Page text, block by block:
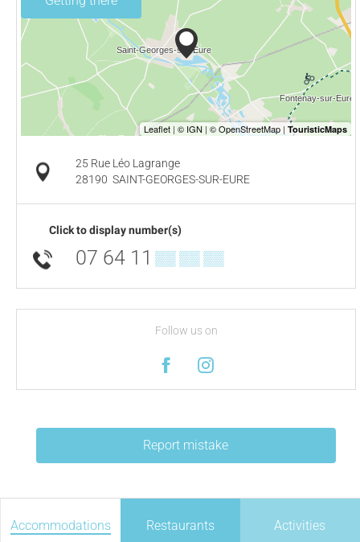
25 Rue Léo Lagrange
28190 SAINT-GEORGES-SUR-EURE
Click to display number(s)
07 64 11 ▒▒ ▒▒ ▒▒
Follow us on
Report mistake
Accommodations Restaurants Activities